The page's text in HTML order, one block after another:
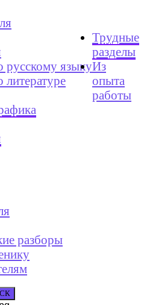
русскому языку
Трудные
разделы
Из
опыта
работы
разборы